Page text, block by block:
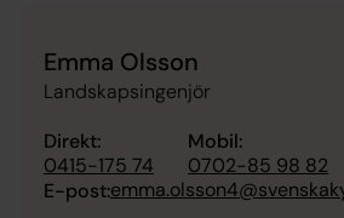
Emma Olsson
Landskapsingenjör
Direkt:
0415-175 74
Mobil:
0702-85 98 82
E-post: